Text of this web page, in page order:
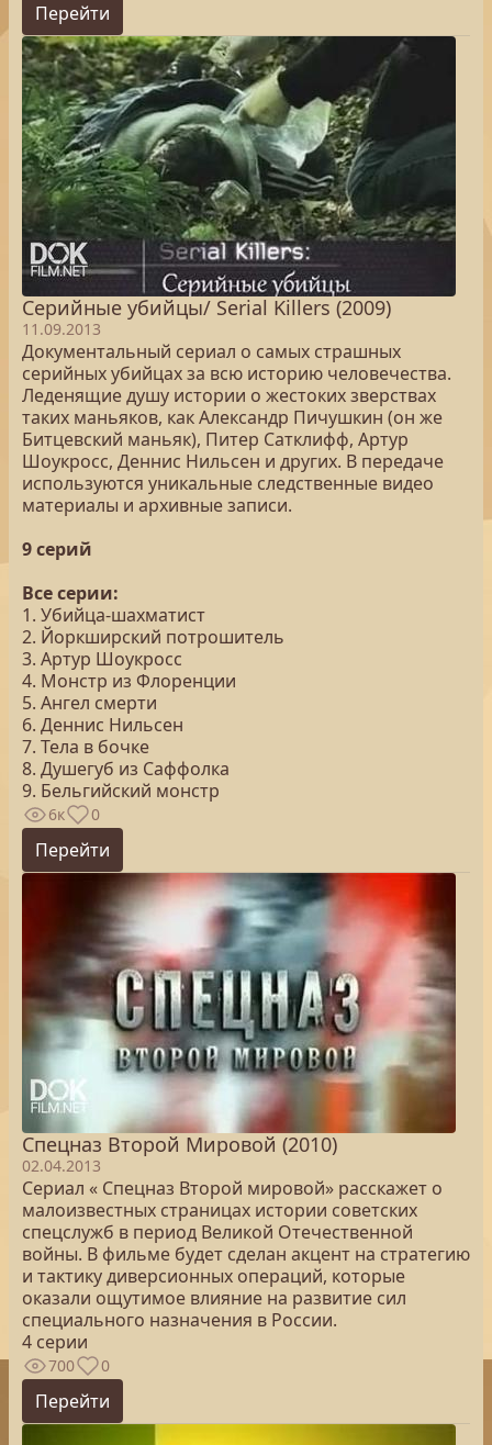
Перейти
Серийные убийцы/ Serial Killers (2009)
11.09.2013
Документальный сериал о самых страшных
серийных убийцах за всю историю человечества.
Леденящие душу истории о жестоких зверствах
таких маньяков, как Александр Пичушкин (он же
Битцевский маньяк), Питер Сатклифф, Артур
Шоукросс, Деннис Нильсен и других. В передаче
используются уникальные следственные видео
материалы и архивные записи.
9 серий
Все серии:
1. Убийца-шахматист
2. Йоркширский потрошитель
3. Артур Шоукросс
4. Монстр из Флоренции
5. Ангел смерти
6. Деннис Нильсен
7. Тела в бочке
8. Душегуб из Саффолка
9. Бельгийский монстр
6к 0
Перейти
Спецназ Второй Мировой (2010)
02.04.2013
Сериал « Спецназ Второй мировой» расскажет о
малоизвестных страницах истории советских
спецслужб в период Великой Отечественной
войны. В фильме будет сделан акцент на стратегию
и тактику диверсионных операций, которые
оказали ощутимое влияние на развитие сил
специального назначения в России.
4 серии
700 0
Перейти